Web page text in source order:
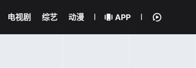
电视剧 综艺 动漫 APP